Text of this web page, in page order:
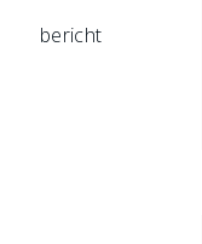
bericht